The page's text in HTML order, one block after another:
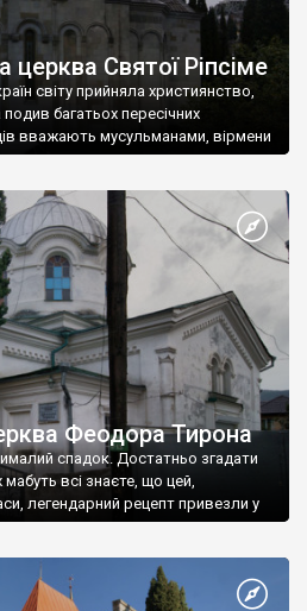
церква Святої Ріпсіме
світу прийняла християнство,
багатьох пересічних
вважають мусульманами, вірмени
Феодора Тирона
спадок. Достатньо згадати
всі знаєте, що цей,
легендарний рецепт привезли у